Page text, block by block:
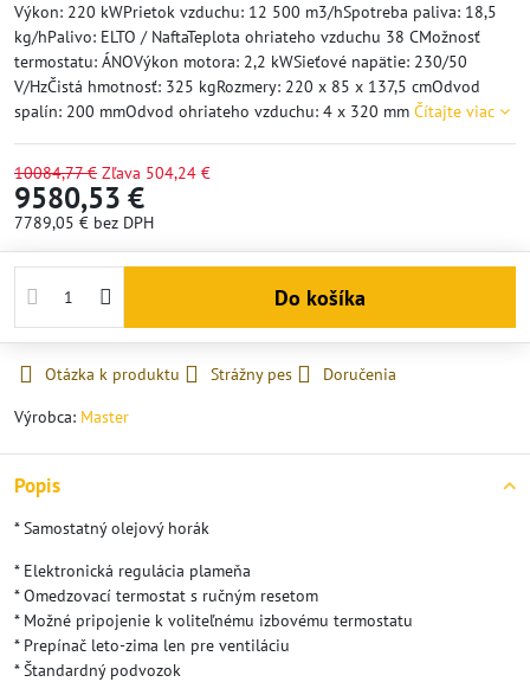
Výkon: 220 kWPrietok vzduchu: 12 500 m3/hSpotreba paliva: 18,5
kg/hPalivo: ELTO / NaftaTeplota ohriateho vzduchu 38 CMožnosť
termostatu: ÁNOVýkon motora: 2,2 kWSieťové napätie: 230/50
V/HzČistá hmotnosť: 325 kgRozmery: 220 x 85 x 137,5 cmOdvod
spalín: 200 mmOdvod ohriateho vzduchu: 4 x 320 mm Čítajte viac
10084,77 € Zľava 504,24 €
9580,53 €
7789,05 € bez DPH
Do košíka
Otázka k produktu Strážny pes
Doručenia
Výrobca: Master
Popis
* Samostatný olejový horák
* Elektronická regulácia plameňa
* Omedzovací termostat s ručným resetom
* Možné pripojenie k voliteľnému izbovému termostatu
* Prepínač leto-zima len pre ventiláciu
* Štandardný podvozok